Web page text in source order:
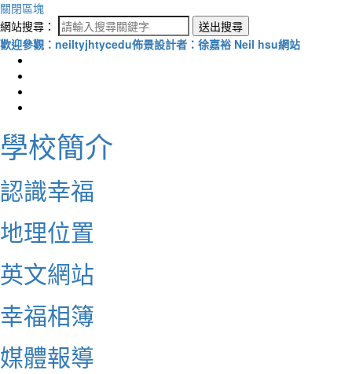
關閉區塊
網站搜尋：
送出搜尋
歡迎參觀：neiltyjhtycedu佈景設計者：徐嘉裕 Neil hsu網站
學校簡介
認識幸福
地理位置
英文網站
幸福相簿
媒體報導